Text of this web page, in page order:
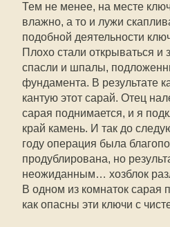
Тем не менее, на месте
влажно, а то и лужи
подобной деятельности
Плохо стали открываться и
спасли и шпалы,
фундамента. В результате
кантую этот сарай. Отец
сарая поднимается, и я
край камень. И так до
году операция была
продублирована, но
неожиданным… хозблок
В одном из комнаток
как опасны эти ключи с